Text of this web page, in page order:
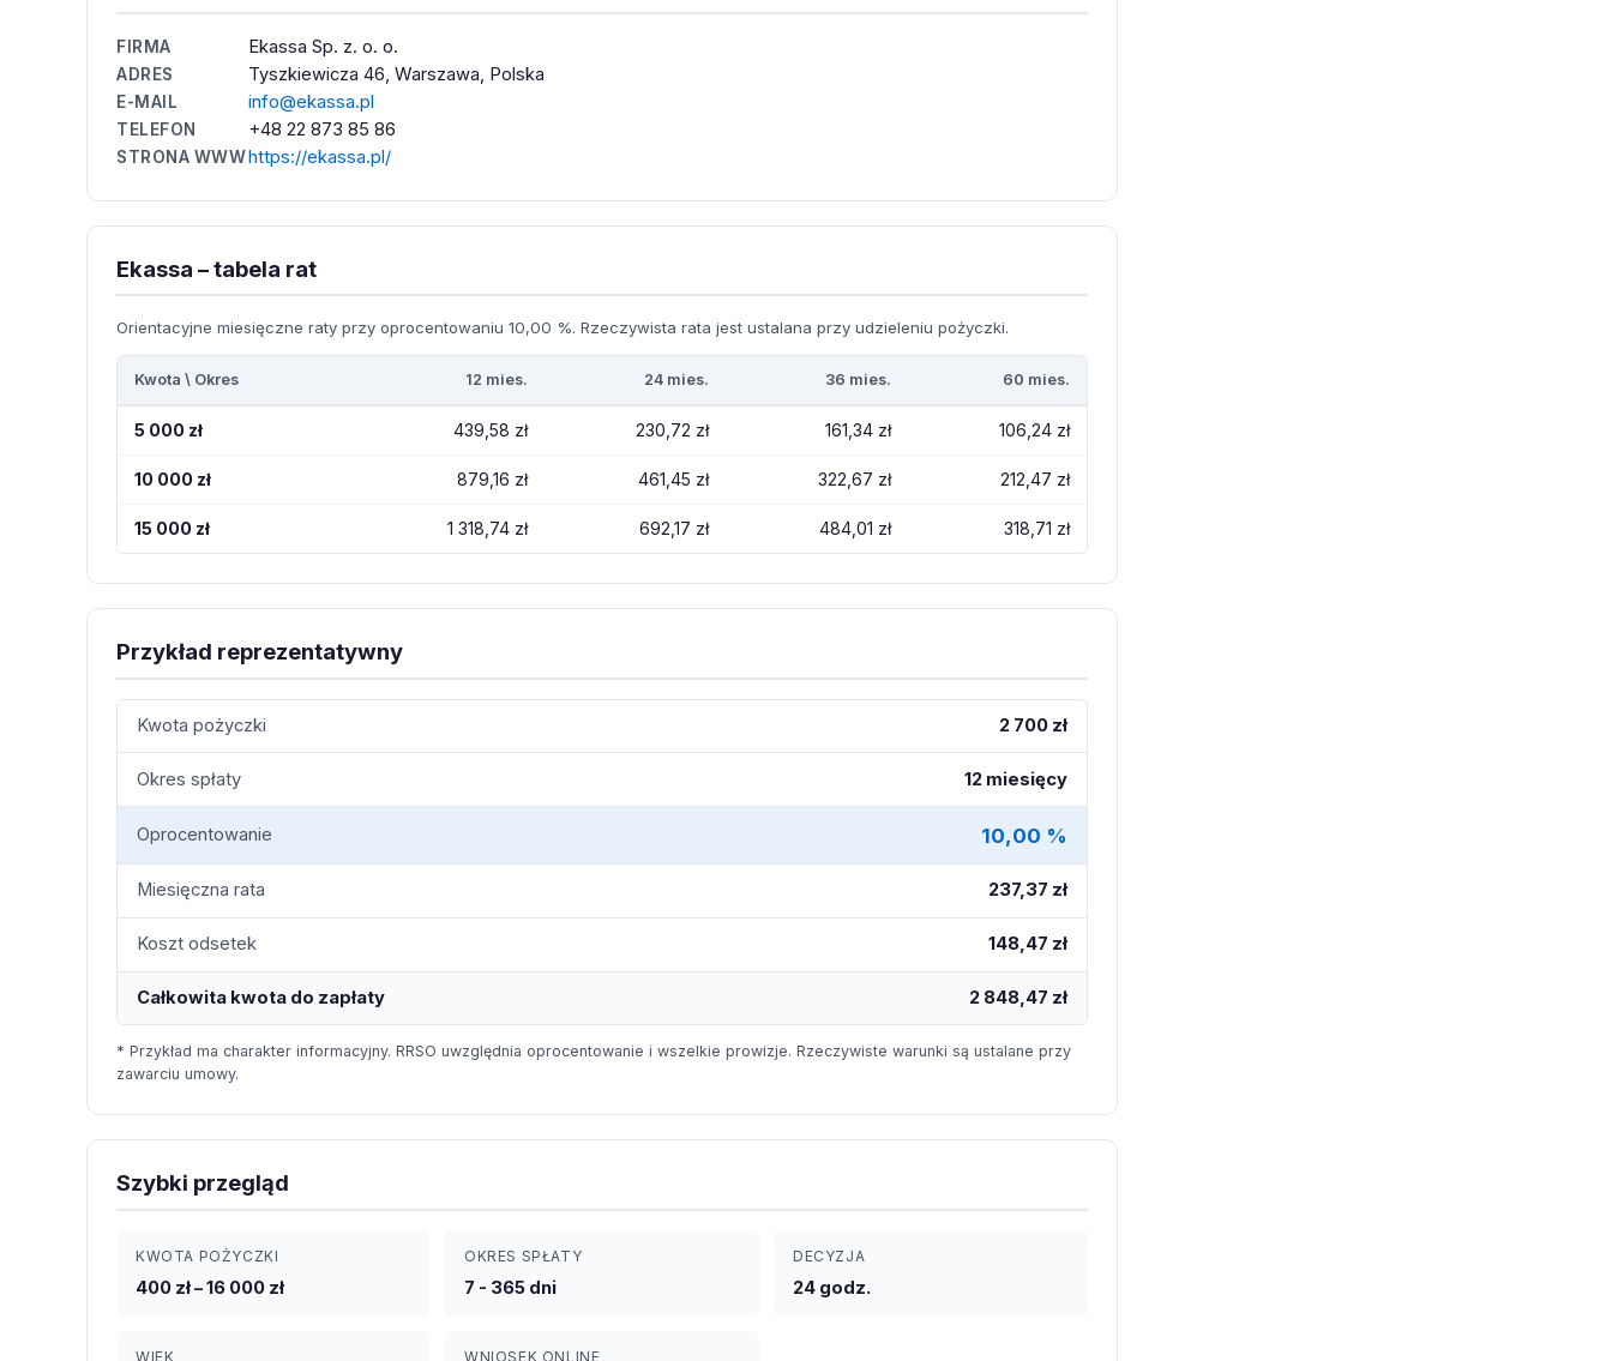
FIRMA Ekassa Sp. z. o. o.
ADRES Tyszkiewicza 46, Warszawa, Polska
E-MAIL info@ekassa.pl
TELEFON +48 22 873 85 86
STRONA WWWhttps://ekassa.pl/
Ekassa – tabela rat
Orientacyjne miesięczne raty przy oprocentowaniu 10,00 %. Rzeczywista rata jest ustalana przy udzieleniu pożyczki.
Kwota \ Okres 12 mies. 24 mies. 36 mies. 60 mies.
5 000 zł 439,58 zł 230,72 zł 161,34 zł 106,24 zł
10 000 zł 879,16 zł 461,45 zł 322,67 zł 212,47 zł
15 000 zł 1 318,74 zł 692,17 zł 484,01 zł 318,71 zł
Przykład reprezentatywny
Kwota pożyczki 2 700 zł
Okres spłaty 12 miesięcy
Oprocentowanie 10,00 %
Miesięczna rata 237,37 zł
Koszt odsetek 148,47 zł
Całkowita kwota do zapłaty 2 848,47 zł
* Przykład ma charakter informacyjny. RRSO uwzględnia oprocentowanie i wszelkie prowizje. Rzeczywiste warunki są ustalane przy
zawarciu umowy.
Szybki przegląd
KWOTA POŻYCZKI
400 zł – 16 000 zł
OKRES SPŁATY
7 - 365 dni
DECYZJA
24 godz.
WIEK WNIOSEK ONLINE